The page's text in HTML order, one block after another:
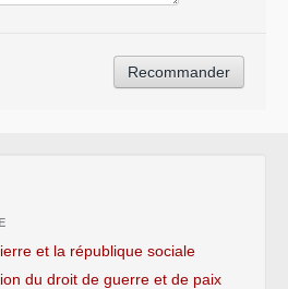
et la république sociale
du droit de guerre et de paix